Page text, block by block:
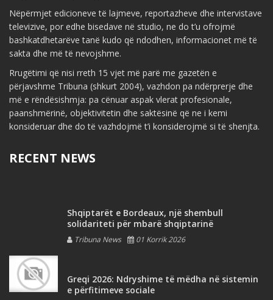
Nëpërmjet edicioneve të lajmeve, reportazheve dhe intervistave
televizive, por edhe bisedave në studio, ne do t’u ofrojmë
bashkatdhetarëve tanë kudo që ndodhen, informacionet më të
sakta dhe më të nevojshme.
Rrugëtimi që nisi rreth 15 vjet më parë me gazetën e
përjavshme Tribuna (shkurt 2004), vazhdon pa ndërprerje dhe
më e rëndësishmja: pa cënuar aspak vlerat profesionale,
paanshmërinë, objektivitetin dhe saktësinë që ne i kemi
konsideruar dhe do të vazhdojmë t’i konsiderojmë si të shenjta.
RECENT NEWS
Shqiptarët e Bordeaux, një shembull
solidariteti për mbarë shqiptarinë
Tribuna News 01 Korrik 2026
Greqi 2026: Ndryshime të mëdha në sistemin
e përfitimeve sociale